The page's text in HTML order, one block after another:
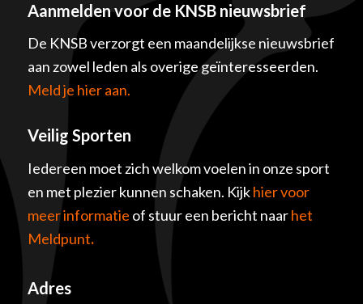
Aanmelden voor de KNSB nieuwsbrief
De KNSB verzorgt een maandelijkse nieuwsbrief
aan zowel leden als overige geïnteresseerden.
Meld je hier aan.
Veilig Sporten
Iedereen moet zich welkom voelen in onze sport
en met plezier kunnen schaken. Kijkhier voor
meer informatie of stuur een bericht naarhet
Meldpunt.
Adres